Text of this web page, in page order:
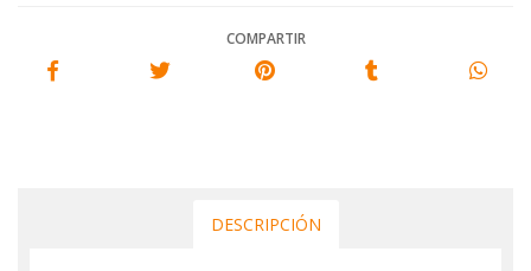
COMPARTIR
DESCRIPCIÓN